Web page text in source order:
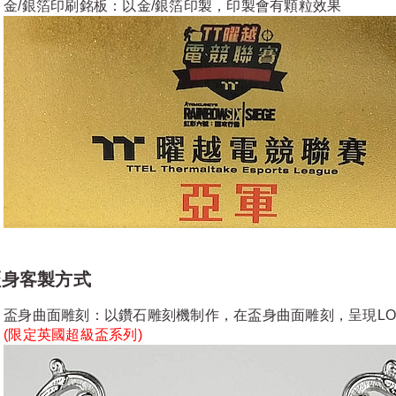
金/銀箔印刷銘板：以金/銀箔印製，印製會有顆粒效果
客製方式
盃身曲面雕刻：以鑽石雕刻機制作，在盃身曲面雕刻，呈現
(限定英國超級盃系列 )